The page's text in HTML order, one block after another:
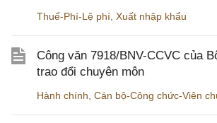
Thuế-Phí-Lệ phí Xuất nhập khẩu
Công văn 7918/BNV-CCVC của
trao đổi chuyên môn
Hành chính Cán bộ-Công chức-Viên